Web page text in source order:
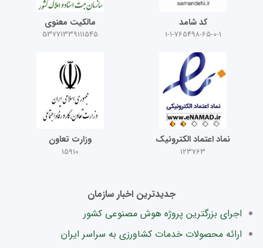
کد شامد
1-1-765498-65-0-1
مالکیت معنوی
53771339111545
نماد اعتماد الکترونیک
123763
وزارت تعاون
15910
جدیدترین اخبار سازمان
اجرای بزرگترین پروژه هوش مصنوعی کشور
ارائه محصولات خدمات کشاورزی به سراسر ایران